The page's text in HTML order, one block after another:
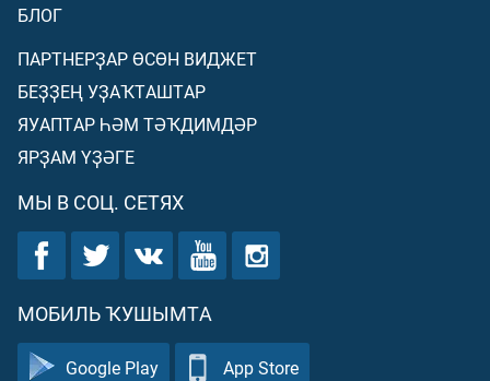
БЛОГ
ПАРТНЕРҘАР ӨСӨН ВИДЖЕТ
БЕҘҘЕҢ УҘАҠТАШТАР
ЯУАПТАР ҺӘМ ТӘҠДИМДӘР
ЯРҘАМ ҮҘӘГЕ
МЫ В СОЦ. СЕТЯХ
МОБИЛЬ ҠУШЫМТА
Google Play App Store